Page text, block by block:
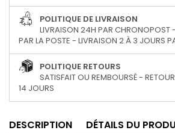
POLITIQUE DE LIVRAISON
LIVRAISON 24H PAR CHRONOPOST
PAR LA POSTE - LIVRAISON 2 À 3 JOURS
POLITIQUE RETOURS
SATISFAIT OU REMBOURSÉ -
14 JOURS
DESCRIPTION DÉTAILS DU